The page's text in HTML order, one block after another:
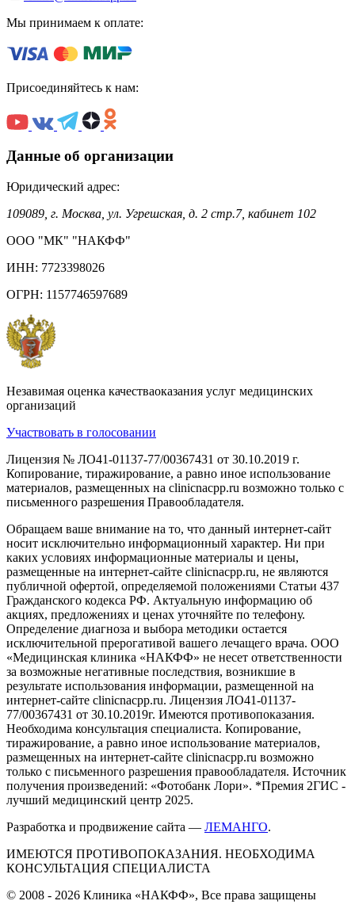
Мы принимаем к оплате:
Присоединяйтесь к нам:
Данные об организации
Юридический адрес:
109089, г. Москва, ул. Угрешская, д. 2 стр.7, кабинет 102
ООО "МК" "НАКФФ"
ИНН: 7723398026
ОГРН: 1157746597689
Незавимая оценка качестваоказания услуг медицинских
организаций
Участвовать в голосовании
Лицензия № ЛО41-01137-77/00367431 от 30.10.2019 г.
Копирование, тиражирование, а равно иное использование
материалов, размещенных на clinicnacpp.ru возможно только с
письменного разрешения Правообладателя.
Обращаем ваше внимание на то, что данный интернет-сайт
носит исключительно информационный характер. Ни при
каких условиях информационные материалы и цены,
размещенные на интернет-сайте clinicnacpp.ru, не являются
публичной офертой, определяемой положениями Статьи 437
Гражданского кодекса РФ. Актуальную информацию об
акциях, предложениях и ценах уточняйте по телефону.
Определение диагноза и выбора методики остается
исключительной прерогативой вашего лечащего врача. ООО
«Медицинская клиника «НАКФФ» не несет ответственности
за возможные негативные последствия, возникшие в
результате использования информации, размещенной на
интернет-сайте clinicnacpp.ru. Лицензия ЛО41-01137-
77/00367431 от 30.10.2019г. Имеются противопоказания.
Необходима консультация специалиста. Копирование,
тиражирование, а равно иное использование материалов,
размещенных на интернет-сайте clinicnacpp.ru возможно
только с письменного разрешения правообладателя. Источник
получения произведений: «Фотобанк Лори». *Премия 2ГИС -
лучший медицинский центр 2025.
Разработка и продвижение сайта — ЛЕМАНГО.
ИМЕЮТСЯ ПРОТИВОПОКАЗАНИЯ. НЕОБХОДИМА
КОНСУЛЬТАЦИЯ СПЕЦИАЛИСТА
© 2008 - 2026 Клиника «НАКФФ», Все права защищены